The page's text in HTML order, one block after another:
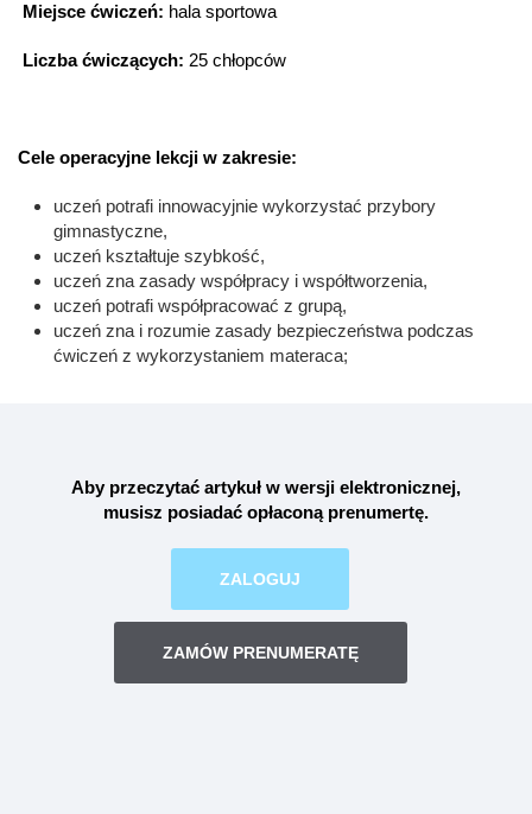
Miejsce ćwiczeń: hala sportowa
Liczba ćwiczących: 25 chłopców
Cele operacyjne lekcji w zakresie:
uczeń potrafi innowacyjnie wykorzystać przybory
gimnastyczne,
uczeń kształtuje szybkość,
uczeń zna zasady współpracy i współtworzenia,
uczeń potrafi współpracować z grupą,
uczeń zna i rozumie zasady bezpieczeństwa podczas
ćwiczeń z wykorzystaniem materaca;
Aby przeczytać artykuł w wersji elektronicznej,
musisz posiadać opłaconą prenumertę.
ZALOGUJ
ZAMÓW PRENUMERATĘ